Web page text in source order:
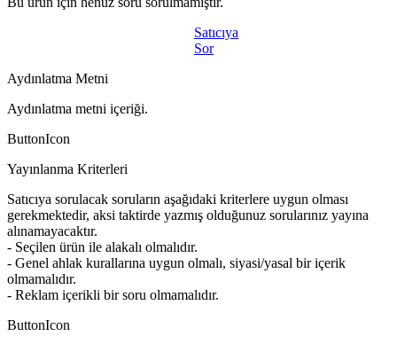
Satıcıya
Sor
Aydınlatma Metni
Aydınlatma metni içeriği.
ButtonIcon
Yayınlanma Kriterleri
Satıcıya sorulacak soruların aşağıdaki kriterlere uygun olması
gerekmektedir, aksi taktirde yazmış olduğunuz sorularınız yayına
alınamayacaktır.
- Seçilen ürün ile alakalı olmalıdır.
- Genel ahlak kurallarına uygun olmalı, siyasi/yasal bir içerik
olmamalıdır.
- Reklam içerikli bir soru olmamalıdır.
ButtonIcon